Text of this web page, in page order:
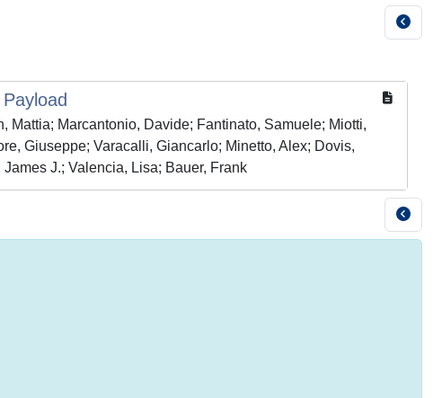
Mattia; Marcantonio, Davide; Fantinato, Samuele; Miotti,
Giuseppe; Varacalli, Giancarlo; Minetto, Alex; Dovis,
J.; Valencia, Lisa; Bauer, Frank